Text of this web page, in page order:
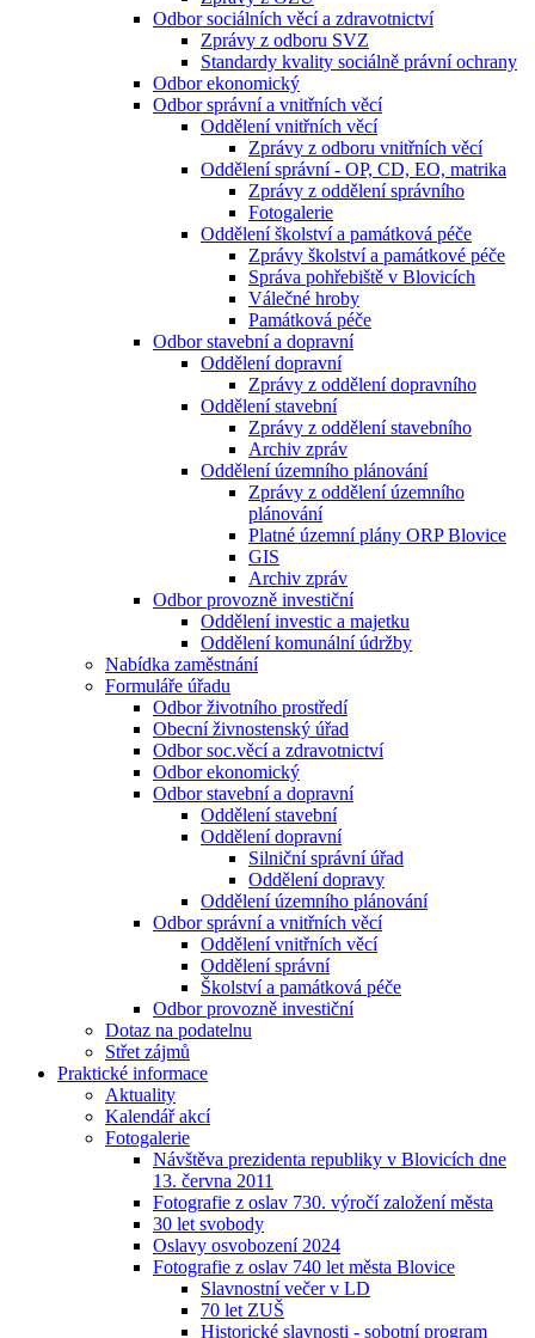
Odbor sociálních věcí a zdravotnictví
Zprávy z odboru SVZ
Standardy kvality sociálně právní ochrany
Odbor ekonomický
Odbor správní a vnitřních věcí
Oddělení vnitřních věcí
Zprávy z odboru vnitřních věcí
Oddělení správní - OP, CD, EO, matrika
Zprávy z oddělení správního
Fotogalerie
Oddělení školství a památková péče
Zprávy školství a památkové péče
Správa pohřebiště v Blovicích
Válečné hroby
Památková péče
Odbor stavební a dopravní
Oddělení dopravní
Zprávy z oddělení dopravního
Oddělení stavební
Zprávy z oddělení stavebního
Archiv zpráv
Oddělení územního plánování
Zprávy z oddělení územního
plánování
Platné územní plány ORP Blovice
GIS
Archiv zpráv
Odbor provozně investiční
Oddělení investic a majetku
Oddělení komunální údržby
Nabídka zaměstnání
Formuláře úřadu
Odbor životního prostředí
Obecní živnostenský úřad
Odbor soc.věcí a zdravotnictví
Odbor ekonomický
Odbor stavební a dopravní
Oddělení stavební
Oddělení dopravní
Silniční správní úřad
Oddělení dopravy
Oddělení územního plánování
Odbor správní a vnitřních věcí
Oddělení vnitřních věcí
Oddělení správní
Školství a památková péče
Odbor provozně investiční
Dotaz na podatelnu
Střet zájmů
Praktické informace
Aktuality
Kalendář akcí
Fotogalerie
Návštěva prezidenta republiky v Blovicích dne
13. června 2011
Fotografie z oslav 730. výročí založení města
30 let svobody
Oslavy osvobození 2024
Fotografie z oslav 740 let města Blovice
Slavnostní večer v LD
70 let ZUŠ
Historické slavnosti - sobotní program